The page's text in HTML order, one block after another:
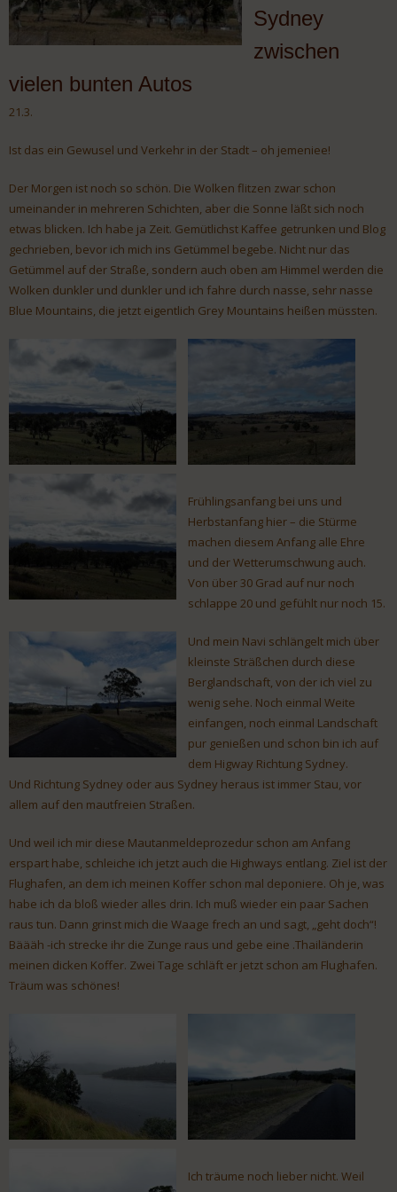
Sydney
zwischen
vielen bunten Autos
21.3.
Ist das ein Gewusel und Verkehr in der Stadt – oh jemeniee!
Der Morgen ist noch so schön. Die Wolken flitzen zwar schon
umeinander in mehreren Schichten, aber die Sonne läßt sich noch
etwas blicken. Ich habe ja Zeit. Gemütlichst Kaffee getrunken und Blog
gechrieben, bevor ich mich ins Getümmel begebe. Nicht nur das
Getümmel auf der Straße, sondern auch oben am Himmel werden die
Wolken dunkler und dunkler und ich fahre durch nasse, sehr nasse
Blue Mountains, die jetzt eigentlich Grey Mountains heißen müssten.
Frühlingsanfang bei uns und
Herbstanfang hier – die Stürme
machen diesem Anfang alle Ehre
und der Wetterumschwung auch.
Von über 30 Grad auf nur noch
schlappe 20 und gefühlt nur noch 15.
Und mein Navi schlängelt mich über
kleinste Sträßchen durch diese
Berglandschaft, von der ich viel zu
wenig sehe. Noch einmal Weite
einfangen, noch einmal Landschaft
pur genießen und schon bin ich auf
dem Higway Richtung Sydney.
Und Richtung Sydney oder aus Sydney heraus ist immer Stau, vor
allem auf den mautfreien Straßen.
Und weil ich mir diese Mautanmeldeprozedur schon am Anfang
erspart habe, schleiche ich jetzt auch die Highways entlang. Ziel ist der
Flughafen, an dem ich meinen Koffer schon mal deponiere. Oh je, was
habe ich da bloß wieder alles drin. Ich muß wieder ein paar Sachen
raus tun. Dann grinst mich die Waage frech an und sagt, „geht doch“!
Bäääh -ich strecke ihr die Zunge raus und gebe eine .Thailänderin
meinen dicken Koffer. Zwei Tage schläft er jetzt schon am Flughafen.
Träum was schönes!
Ich träume noch lieber nicht. Weil